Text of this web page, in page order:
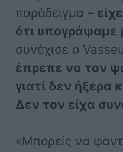
παράδειγμα –
ότι υπογράψαμε
συνέχισε ο
έπρεπε να τον
γιατί δεν
Δεν τον είχα
«Μπορείς να